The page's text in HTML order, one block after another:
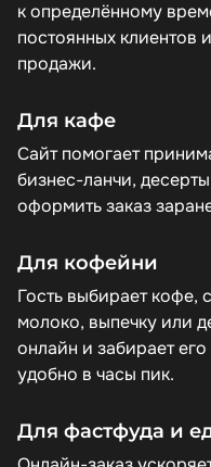
к определённому
постоянных клиентов
продажи.
Для кафе
Сайт помогает
бизнес-ланчи,
оформить заказ
Для кофейни
Гость выбирает кофе,
молоко, выпечку или
онлайн и забирает
удобно в часы пик.
Для фастфуда и